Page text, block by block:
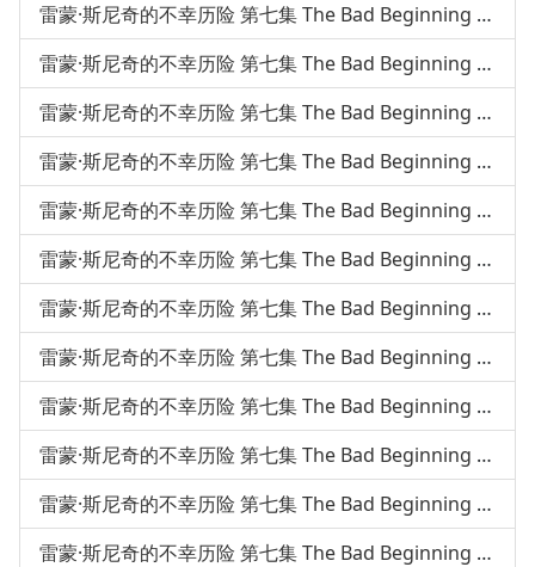
雷蒙·斯尼奇的不幸历险 第七集 The Bad Beginning 第51课
雷蒙·斯尼奇的不幸历险 第七集 The Bad Beginning 第48课
雷蒙·斯尼奇的不幸历险 第七集 The Bad Beginning 第49课
雷蒙·斯尼奇的不幸历险 第七集 The Bad Beginning 第47课
雷蒙·斯尼奇的不幸历险 第七集 The Bad Beginning 第46课
雷蒙·斯尼奇的不幸历险 第七集 The Bad Beginning 第45课
雷蒙·斯尼奇的不幸历险 第七集 The Bad Beginning 第44课
雷蒙·斯尼奇的不幸历险 第七集 The Bad Beginning 第43课
雷蒙·斯尼奇的不幸历险 第七集 The Bad Beginning 第42课
雷蒙·斯尼奇的不幸历险 第七集 The Bad Beginning 第41课
雷蒙·斯尼奇的不幸历险 第七集 The Bad Beginning 第40课
雷蒙·斯尼奇的不幸历险 第七集 The Bad Beginning 第39课